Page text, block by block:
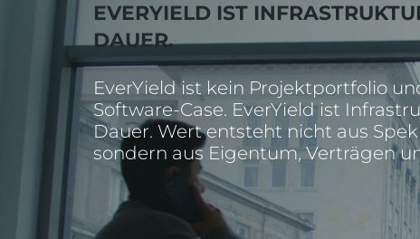
EVERYIELD IST
DAUER.
EverYield ist kein Projektportfolio
Software-Case. EverYield ist
Dauer. Wert entsteht nicht aus
sondern aus Eigentum, Verträgen